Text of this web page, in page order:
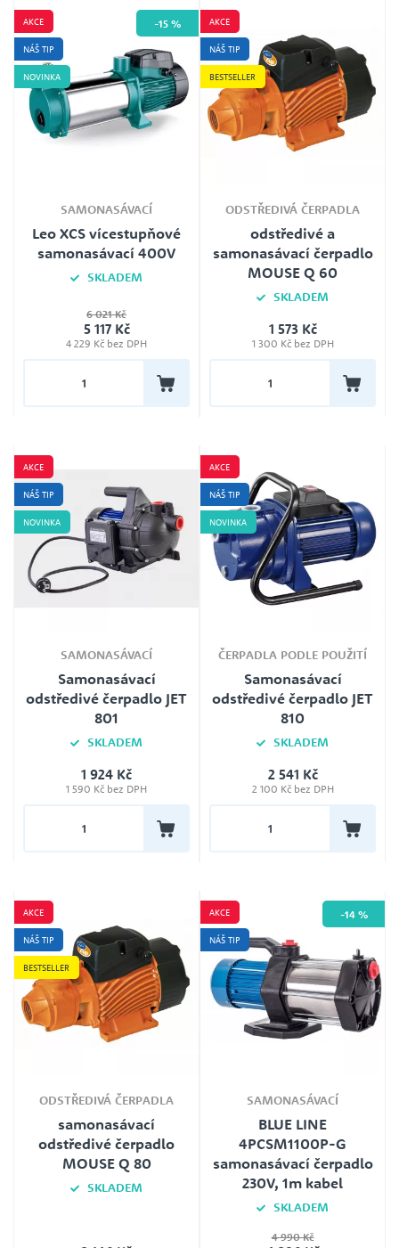
AKCE
NÁŠ TIP
NOVINKA
-15 %
SAMONASÁVACÍ
Leo XCS vícestupňové
samonasávací 400V
SKLADEM
Jmenovité napětí
400V
Záruka
6 021 Kč
5 117 Kč
4 229 Kč bez DPH
AKCE
NÁŠ TIP
BESTSELLER
ODSTŘEDIVÁ ČERPADLA
odstředivé a
samonasávací čerpadlo
MOUSE Q 60
SKLADEM
1 573 Kč
1 300 Kč bez DPH
AKCE
NÁŠ TIP
NOVINKA
SAMONASÁVACÍ
Samonasávací
odstředivé čerpadlo JET
801
SKLADEM
Plovák
Ne
1 924 Kč
1 590 Kč bez DPH
AKCE
NÁŠ TIP
NOVINKA
ČERPADLA PODLE POUŽITÍ
Samonasávací
odstředivé čerpadlo JET
810
SKLADEM
Jmenovité napětí
230V
2 541 Kč
2 100 Kč bez DPH
AKCE
NÁŠ TIP
BESTSELLER
ODSTŘEDIVÁ ČERPADLA
samonasávací
odstředivé čerpadlo
MOUSE Q 80
SKLADEM
AKCE
NÁŠ TIP
-14 %
SAMONASÁVACÍ
BLUE LINE
4PCSM1100P-G
samonasávací čerpadlo
230V, 1m kabel
SKLADEM
Jmenovité napětí
4 990 Kč